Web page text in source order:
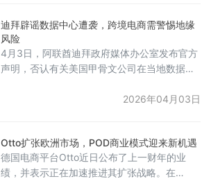
高，达68%。此外，调查发现，近一半
（45%）的受访者在过去一年曾从Shein或
Temu购买过商品。这种矛盾态度反映了消费者
的两难困境：虽然低价商
迪拜辟谣数据中心遭袭，跨境电商需警惕地缘
风险
4月3日，阿联酋迪拜政府媒体办公室发布官方
声明，否认有关美国甲骨文公司在当地数据中
斯兰革命卫队此前声称对甲骨文在迪拜及亚马
对当地数字基础设施安全及企业运营信心可能
带来的不利影响。
2026年04月03日
Otto扩张欧洲市场，POD商业模式迎来新机遇
德国电商平台Otto近日公布了上一财年的业
绩，并表示正在加速推进其扩张战略。在